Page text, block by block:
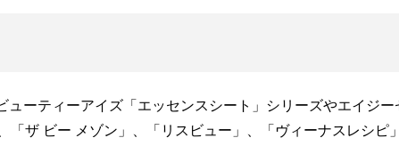
ーティーアイズ「エッセンスシート」シリーズやエイジー
「ザ ビー メゾン」、「リスビュー」、「ヴィーナスレシピ」